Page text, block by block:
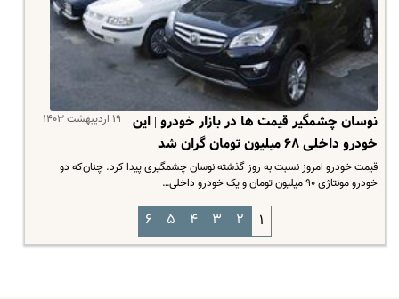
۱۹ اردیبهشت ۱۴۰۳
نوسان چشمگیر قیمت ها در بازار خودرو | این
خودرو داخلی ۶۸ میلیون تومان گران شد
قیمت خودرو امروز نسبت به روز گذشته نوسان چشمگیری پیدا کرد. چنان‌که دو
خودرو مونتاژی ۹۰ میلیون تومان و یک خودرو داخلی…
۱ ۲ ۳ ۴ ۵ ۶